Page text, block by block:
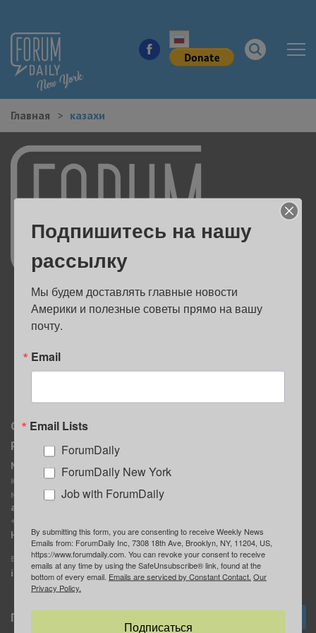
КУДА ПОЙТИ В ГОРОДЕ
ЗДОРОВЬЕ
РАБОТА И БИЗНЕС
ЖИЛЬЕ
ОБРАЗОВАНИЕ
Главная казахи
О нас
Реклама
MediaKit
Контактное лицо:
Марина Баранчук
ad@forumdaily.com
+1 347-604-1261
Наши рекламодатели
E-mail редакции:
info@forumdaily.com
Группа “ИЩУ СОВЕТА”
ForumDaily
Подписка
Подпишитесь на нашу
рассылку
Мы будем доставлять главные новости
Америки и полезные советы прямо на вашу
почту.
Email
Email Lists
ForumDaily
ForumDaily New York
Job with ForumDaily
By submitting this form, you are consenting to receive Weekly News
Emails from: ForumDaily Inc, 7308 18th Ave, Brooklyn, NY, 11204, US,
https://www.forumdaily.com. You can revoke your consent to receive
emails at any time by using the SafeUnsubscribe® link, found at the
bottom of every email. Emails are serviced by Constant Contact. Our
Privacy Policy.
Подписаться